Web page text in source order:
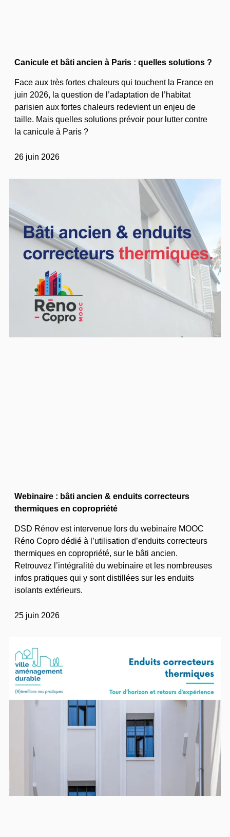
Canicule et bâti ancien à Paris : quelles solutions ?
Face aux très fortes chaleurs qui touchent la France en
juin 2026, la question de l’adaptation de l’habitat
parisien aux fortes chaleurs redevient un enjeu de
taille. Mais quelles solutions prévoir pour lutter contre
la canicule à Paris ?
26 juin 2026
Webinaire : bâti ancien & enduits correcteurs
thermiques en copropriété
DSD Rénov est intervenue lors du webinaire MOOC
Réno Copro dédié à l’utilisation d’enduits correcteurs
thermiques en copropriété, sur le bâti ancien.
Retrouvez l’intégralité du webinaire et les nombreuses
infos pratiques qui y sont distillées sur les enduits
isolants extérieurs.
25 juin 2026